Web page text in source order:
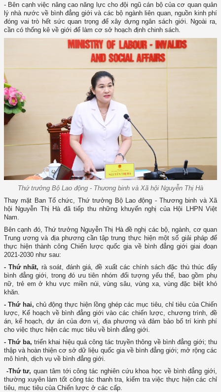
- Bên cạnh việc nâng cao năng lực cho đội ngũ cán bộ của cơ quan quản
lý nhà nước về bình đẳng giới và các bộ ngành liên quan, nguồn kinh phí
đóng vai trò hết sức quan trọng để xây dựng ngân sách giới. Ngoài ra,
cần có thống kê về giới để làm cơ sở hoạch định chinh sách.
Thứ trưởng Bộ Lao động - Thương binh và Xã hội Nguyễn Thị Hà
Thay mặt Ban Tổ chức, Thứ trưởng Bộ Lao động - Thương binh và Xã
hội Nguyễn Thị Hà đã tiếp thu những khuyến nghị của Hội LHPN Việt
Nam.
Bên cạnh đó, Thứ trưởng Nguyễn Thị Hà đề nghị các bộ, ngành, cơ quan
Trung ương và địa phương cần tập trung thực hiện một số giải pháp để
thực hiện thành công Chiến lược quốc gia về bình đẳng giới giai đoạn
2021-2030 như sau:
- Thứ nhất, rà soát, đánh giá, đề xuất các chính sách đặc thù thúc đẩy
bình đẳng giới, trong đó ưu tiên nhóm đối tượng yếu thế, bao gồm phụ
nữ, trẻ em ở khu vực miền núi, vùng sâu, vùng xa, vùng đặc biệt khó
khăn.
- Thứ hai, chủ động thực hiện lồng ghép các mục tiêu, chỉ tiêu của Chiến
lược, Kế hoạch về bình đẳng giới vào các chiến lược, chương trình, đề
án, kế hoạch, dự án của đơn vị, địa phương và đảm bảo bố trí kinh phí
cho việc thực hiện các mục tiêu về bình đẳng giới.
- Thứ ba, triển khai hiệu quả công tác truyền thông về bình đẳng giới; thu
thập và hoàn thiện cơ sở dữ liệu quốc gia về bình đẳng giới; mở rộng các
mô hình, dịch vụ về bình đẳng giới.
-Thứ tư, quan tâm tới công tác nghiên cứu khoa học về bình đẳng giới,
thường xuyên làm tốt công tác thanh tra, kiểm tra việc thực hiện các chỉ
tiêu, mục tiêu của Chiến lược ở các cấp.